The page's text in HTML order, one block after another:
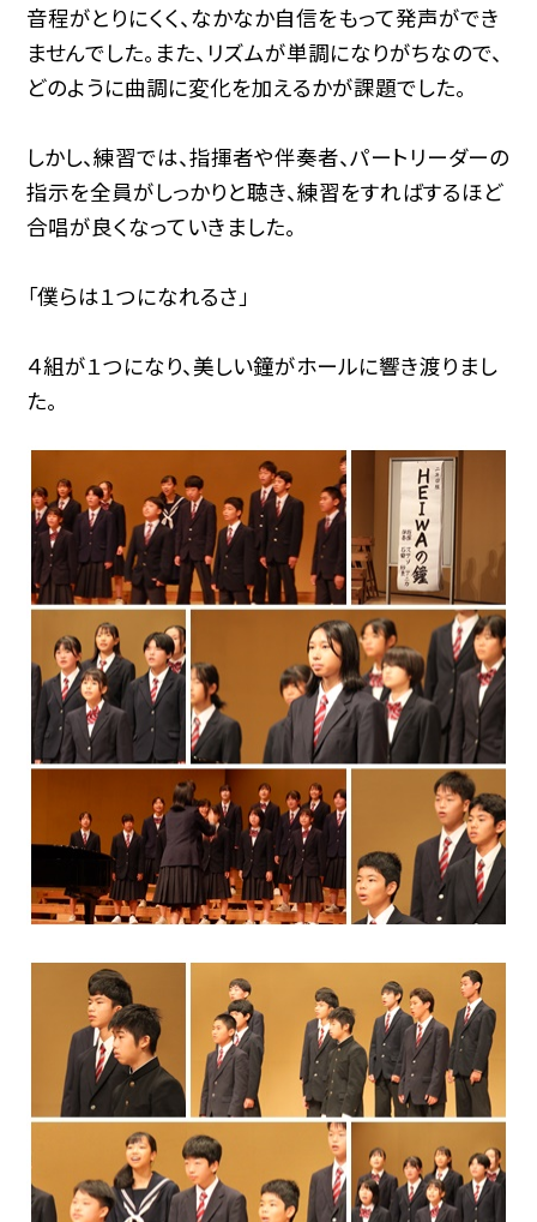
音程がとりにくく、なかなか自信をもって発声ができ
ませんでした。また、リズムが単調になりがちなので、
どのように曲調に変化を加えるかが課題でした。
しかし、練習では、指揮者や伴奏者、パートリーダーの
指示を全員がしっかりと聴き、練習をすればするほど
合唱が良くなっていきました。
「僕らは１つになれるさ」
４組が１つになり、美しい鐘がホールに響き渡りまし
た。